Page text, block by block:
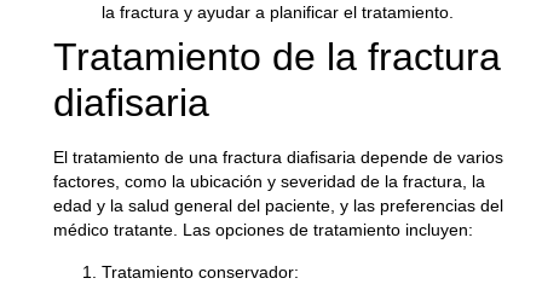
la fractura y ayudar a planificar el tratamiento.
Tratamiento de la fractura
diafisaria
El tratamiento de una fractura diafisaria depende de varios
factores, como la ubicación y severidad de la fractura, la
edad y la salud general del paciente, y las preferencias del
médico tratante. Las opciones de tratamiento incluyen:
Tratamiento conservador: